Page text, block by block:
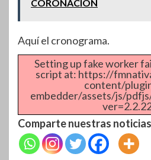
CORONACION
Aquí el cronograma.
Setting up fake worker
script at: https://
content/
embedder/assets/js/
Comparte nuestras